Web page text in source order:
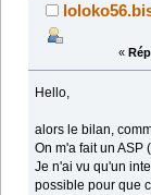
«
Hello,
alors le bilan,
On m'a fait un
Je n'ai vu qu'un
possible pour que